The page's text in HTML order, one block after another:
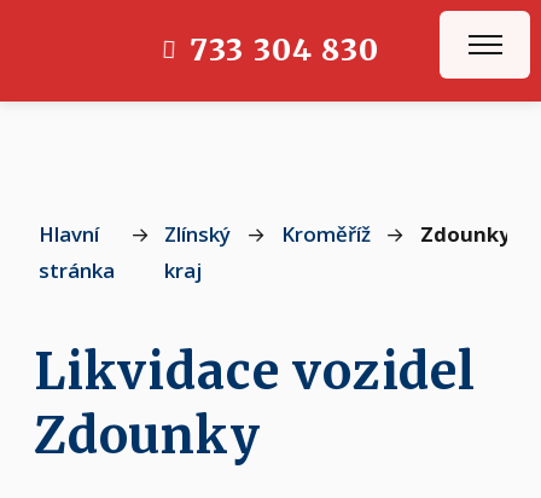
733 304 830
Hlavní
stránka
→
Zlínský
kraj
→ Kroměříž → Zdounky
Likvidace vozidel
Zdounky